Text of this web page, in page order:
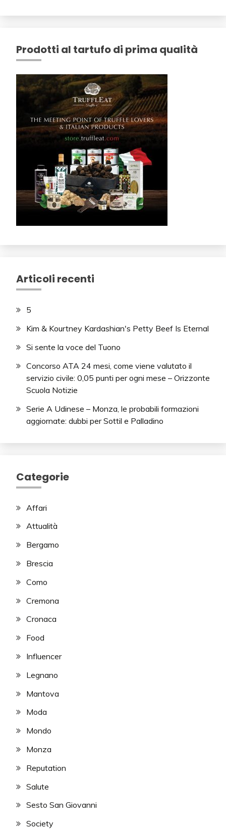
Prodotti al tartufo di prima qualità
Articoli recenti
5
Kim & Kourtney Kardashian's Petty Beef Is Eternal
Si sente la voce del Tuono
Concorso ATA 24 mesi, come viene valutato il
servizio civile: 0,05 punti per ogni mese – Orizzonte
Scuola Notizie
Serie A Udinese – Monza, le probabili formazioni
aggiornate: dubbi per Sottil e Palladino
Categorie
Affari
Attualità
Bergamo
Brescia
Como
Cremona
Cronaca
Food
Influencer
Legnano
Mantova
Moda
Mondo
Monza
Reputation
Salute
Sesto San Giovanni
Society